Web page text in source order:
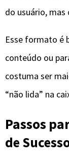
do usuário,
Esse formato é
conteúdo ou
costuma ser
“não lida” na
Passos
de